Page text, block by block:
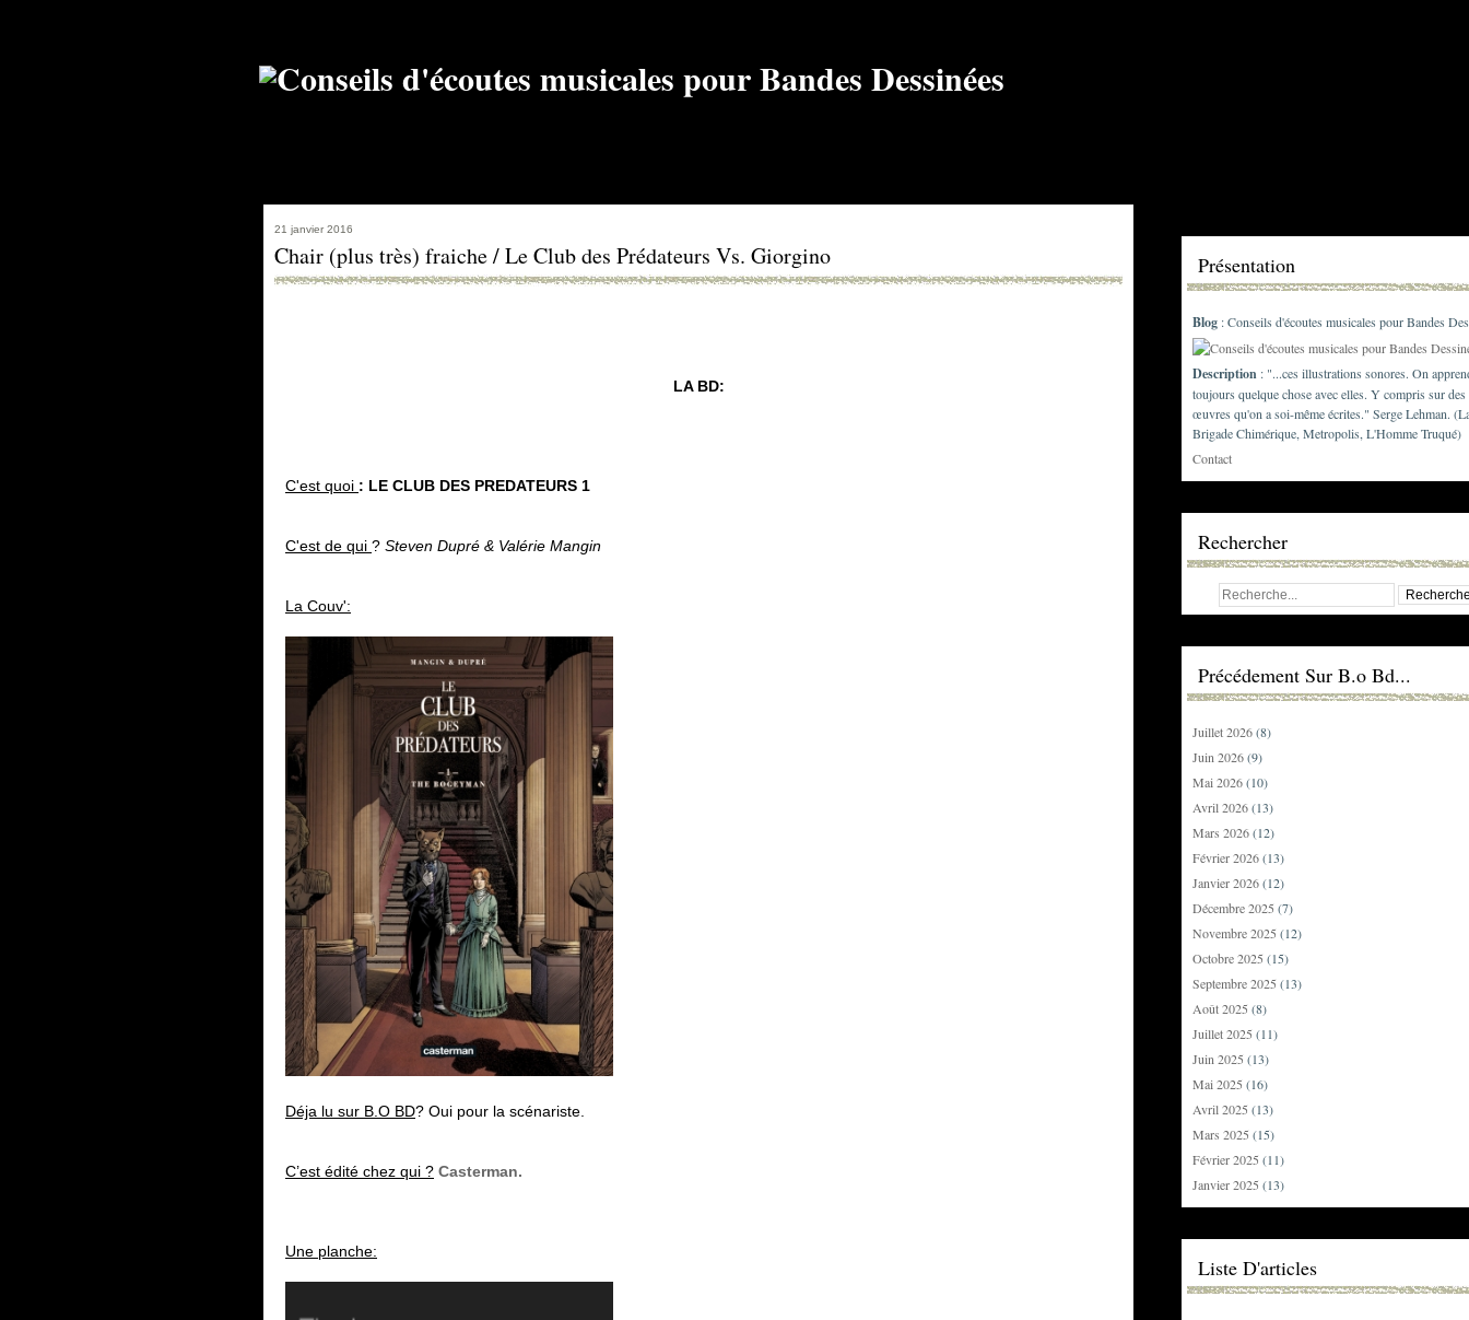
21 janvier 2016
Chair (plus très) fraiche / Le Club des Prédateurs Vs. Giorgino
LA BD:
C'est quoi : LE CLUB DES PREDATEURS 1
C'est de qui ? Steven Dupré & Valérie Mangin
La Couv':
Déja lu sur B.O BD? Oui pour la scénariste.
C’est édité chez qui ? Casterman.
Une planche:
Présentation
Blog : Conseils d'écoutes musicales pour Bandes
Description : "...ces illustrations sonores. On
toujours quelque chose avec elles. Y compris sur des
œuvres qu'on a soi-même écrites." Serge Lehman.
Brigade Chimérique, Metropolis, L'Homme Truqué)
Contact
Rechercher
Précédement Sur B.o Bd...
Juillet 2026(8)
Juin 2026(9)
Mai 2026(10)
Avril 2026(13)
Mars 2026(12)
Février 2026(13)
Janvier 2026(12)
Décembre 2025 (7)
Novembre 2025 (12)
Octobre 2025 (15)
Septembre 2025 (13)
Août 2025 (8)
Juillet 2025 (11)
Juin 2025 (13)
Mai 2025 (16)
Avril 2025 (13)
Mars 2025 (15)
Février 2025 (11)
Janvier 2025 (13)
Liste D'articles